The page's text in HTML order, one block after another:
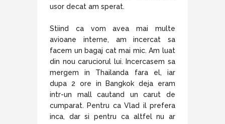
usor decat am sperat.
Stiind ca vom avea mai multe
avioane interne, am incercat sa
facem un bagaj cat mai mic. Am luat
din nou caruciorul lui. Incercasem sa
mergem in Thailanda fara el, iar
dupa 2 ore in Bangkok deja eram
intr-un mall cautand un carut de
cumparat. Pentru ca Vlad il prefera
inca, dar si pentru ca altfel nu ar